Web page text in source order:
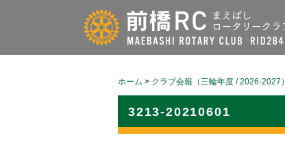
ホーム > クラブ会報（三輪年度 / 2026-2027）
3213-20210601